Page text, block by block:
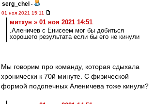
serg_chel -
01 ноя 2021 15:11
митхун » 01 ноя 2021 14:51
.Аленичев с Енисеем мог бы добиться
хорошего результата если бы его не кинули
Мы говорим про команду, которая сдыхала
хронически к 70й минуте. С физической
формой подопечных Аленичева тоже кинули?